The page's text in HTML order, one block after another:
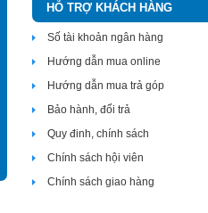
HỖ TRỢ KHÁCH HÀNG
Số tài khoản ngân hàng
Hướng dẫn mua online
Hướng dẫn mua trả góp
Bảo hành, đổi trả
Quy đinh, chính sách
Chính sách hội viên
Chính sách giao hàng